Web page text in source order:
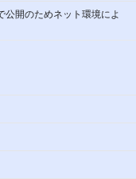
公開のためネット環境によ